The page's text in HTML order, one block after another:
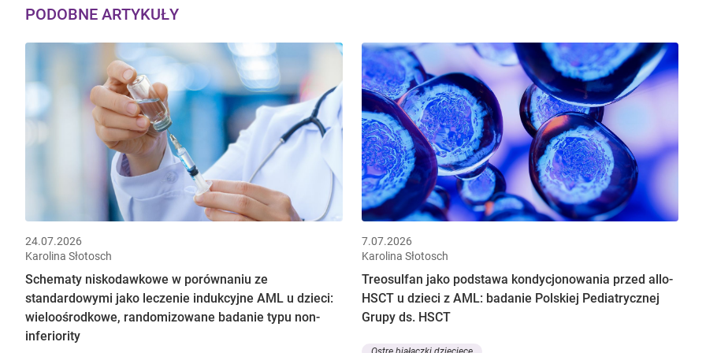
PODOBNE ARTYKUŁY
24.07.2026
Karolina Słotosch
Schematy niskodawkowe w porównaniu ze
standardowymi jako leczenie indukcyjne AML u dzieci:
wieloośrodkowe, randomizowane badanie typu non-
inferiority
7.07.2026
Karolina Słotosch
Treosulfan jako podstawa kondycjonowania przed allo-
HSCT u dzieci z AML: badanie Polskiej Pediatrycznej
Grupy ds. HSCT